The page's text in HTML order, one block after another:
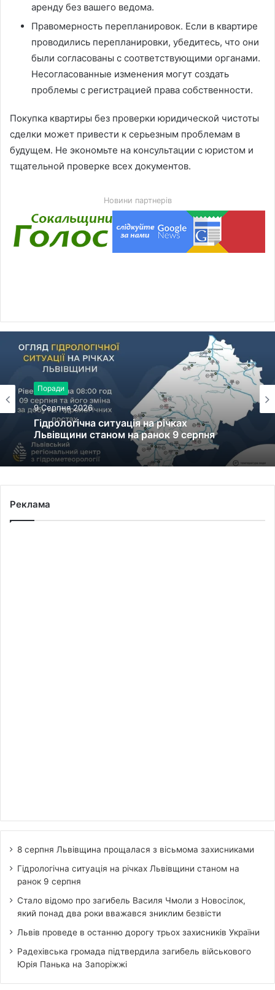
аренду без вашего ведома.
Правомерность перепланировок. Если в квартире
проводились перепланировки, убедитесь, что они
были согласованы с соответствующими органами.
Несогласованные изменения могут создать
проблемы с регистрацией права собственности.
Покупка квартиры без проверки юридической чистоты
сделки может привести к серьезным проблемам в
будущем. Не экономьте на консультации с юристом и
тщательной проверке всех документов.
Новини партнерів
Поради
9 Серпня 2026
Гідрологічна ситуація на річках
Львівщини станом на ранок 9 серпня
Реклама
8 серпня Львівщина прощалася з вісьмома захисниками
Гідрологічна ситуація на річках Львівщини станом на
ранок 9 серпня
Стало відомо про загибель Василя Чмоли з Новосілок,
який понад два роки вважався зниклим безвісти
Львів проведе в останню дорогу трьох захисників України
Радехівська громада підтвердила загибель військового
Юрія Панька на Запоріжжі